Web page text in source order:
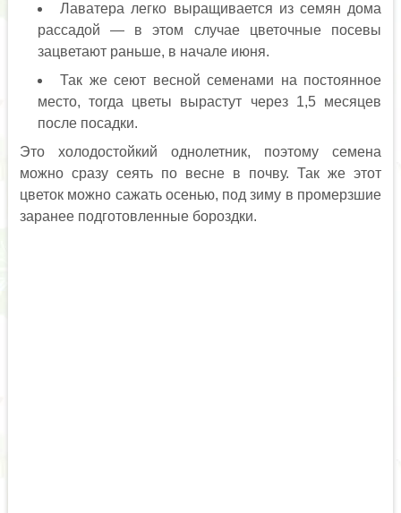
Лаватера легко выращивается из семян дома
рассадой — в этом случае цветочные посевы
зацветают раньше, в начале июня.
Так же сеют весной семенами на постоянное
место, тогда цветы вырастут через 1,5 месяцев
после посадки.
Это холодостойкий однолетник, поэтому семена
можно сразу сеять по весне в почву. Так же этот
цветок можно сажать осенью, под зиму в промерзшие
заранее подготовленные бороздки.